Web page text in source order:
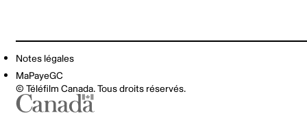
Notes légales
MaPayeGC
© Téléfilm Canada. Tous droits réservés.